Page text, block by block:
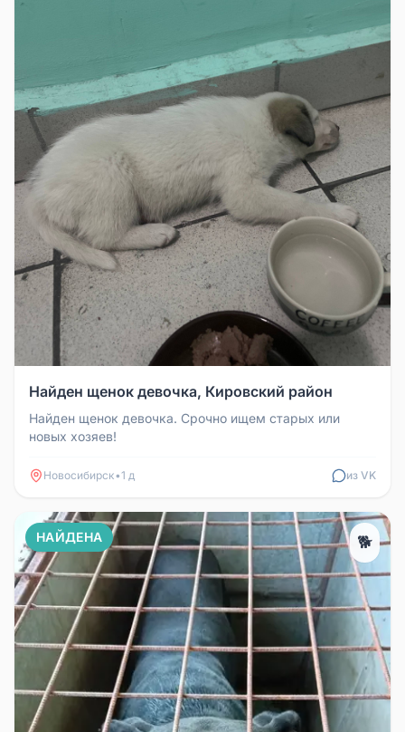
Найден щенок девочка, Кировский район
Найден щенок девочка. Срочно ищем старых или
новых хозяев!
Новосибирск•1 д из VK
НАЙДЕНА 🐕